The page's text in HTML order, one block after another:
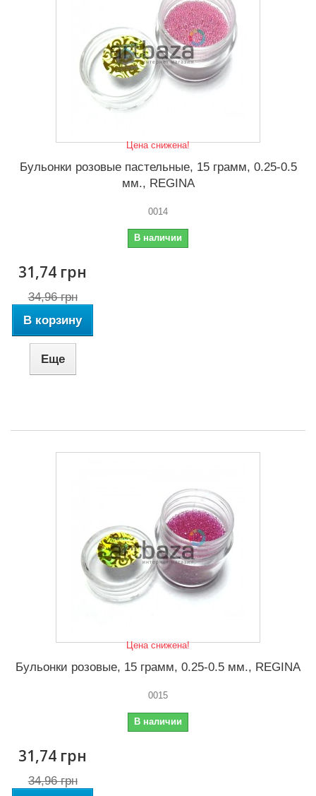
Цена снижена!
Бульонки розовые пастельные, 15 грамм, 0.25-0.5
мм., REGINA
0014
В наличии
31,74 грн
34,96 грн
В корзину
Еще
Цена снижена!
Бульонки розовые, 15 грамм, 0.25-0.5 мм., REGINA
0015
В наличии
31,74 грн
34,96 грн